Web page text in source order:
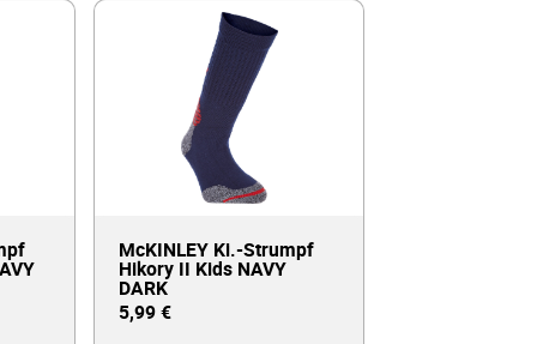
McKINLEY Ki.-Strumpf
Hikory II Kids NAVY
DARK
5,99€